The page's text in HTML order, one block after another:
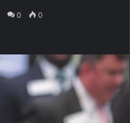
0 0